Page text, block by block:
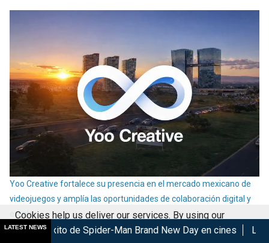
Yoo Creative fortalece su presencia en el mercado mexicano de
videojuegos y amplía las oportunidades de colaboración digital y
empleo
16 julio, 2026
LATEST NEWS
Spider-Man Brand New Day en cines Las Lágrimas de
Cookies help us deliver our services. By using our
services, you agree to our use of cookies.
Got it